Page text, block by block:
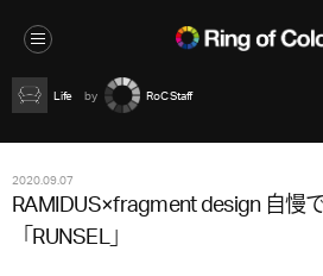
Life RoC Staff
2020.09.07
RAMIDUS×fragment design 自慢
「RUNSEL」